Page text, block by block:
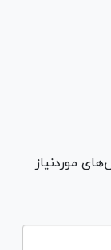
موردنیاز